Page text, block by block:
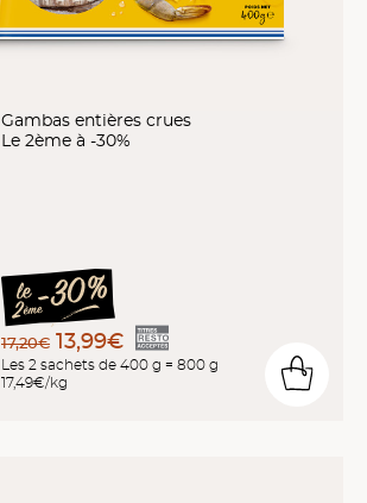
Gambas entières crues
Le 2ème à -30%
17,20€ 13,99€
Les 2 sachets de 400 g = 800 g
17,49€/kg